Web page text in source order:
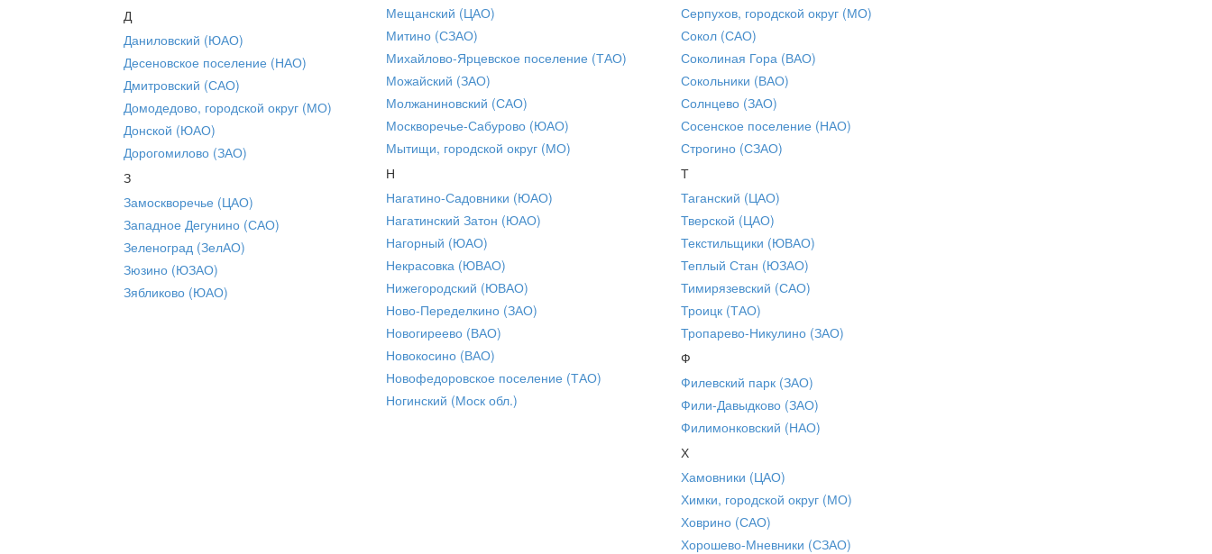
Д
Даниловский (ЮАО)
Десеновское поселение (НАО)
Дмитровский (САО)
Домодедово, городской округ (МО)
Донской (ЮАО)
Дорогомилово (ЗАО)
З
Замоскворечье (ЦАО)
Западное Дегунино (САО)
Зеленоград (ЗелАО)
Зюзино (ЮЗАО)
Зябликово (ЮАО)
Мещанский (ЦАО)
Митино (СЗАО)
Михайлово-Ярцевское поселение (ТАО)
Можайский (ЗАО)
Молжаниновский (САО)
Москворечье-Сабурово (ЮАО)
Мытищи, городской округ (МО)
Н
Нагатино-Садовники (ЮАО)
Нагатинский Затон (ЮАО)
Нагорный (ЮАО)
Некрасовка (ЮВАО)
Нижегородский (ЮВАО)
Ново-Переделкино (ЗАО)
Новогиреево (ВАО)
Новокосино (ВАО)
Новофедоровское поселение (ТАО)
Ногинский (Моск обл.)
Серпухов, городской округ (МО)
Сокол (САО)
Соколиная Гора (ВАО)
Сокольники (ВАО)
Солнцево (ЗАО)
Сосенское поселение (НАО)
Строгино (СЗАО)
Т
Таганский (ЦАО)
Тверской (ЦАО)
Текстильщики (ЮВАО)
Теплый Стан (ЮЗАО)
Тимирязевский (САО)
Троицк (ТАО)
Тропарево-Никулино (ЗАО)
Ф
Филевский парк (ЗАО)
Фили-Давыдково (ЗАО)
Филимонковский (НАО)
Х
Хамовники (ЦАО)
Химки, городской округ (МО)
Ховрино (САО)
Хорошево-Мневники (СЗАО)